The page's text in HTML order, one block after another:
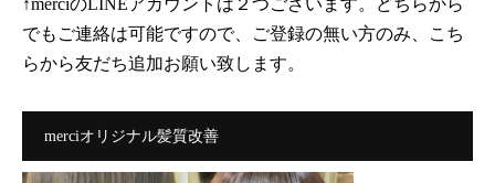
でもご連絡は可能ですので、ご登録の無い方のみ、こち
らから友だち追加お願い致します。
merciオリジナル髪質改善